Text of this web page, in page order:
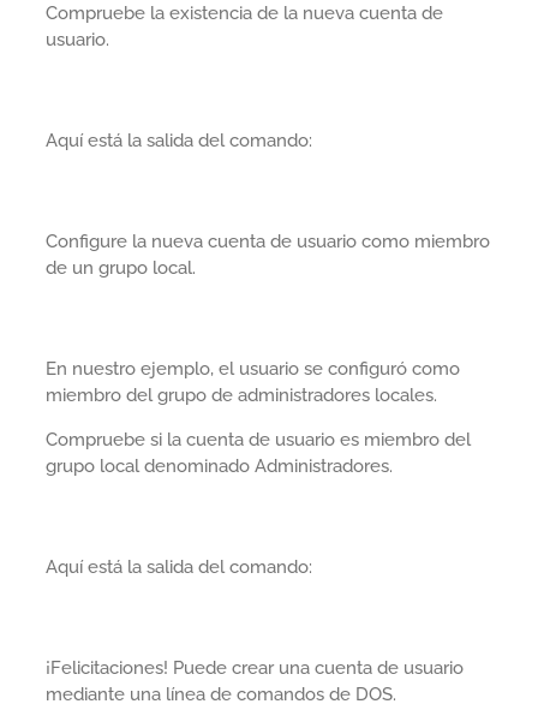
Compruebe la existencia de la nueva cuenta de
usuario.
Aquí está la salida del comando:
Configure la nueva cuenta de usuario como miembro
de un grupo local.
En nuestro ejemplo, el usuario se configuró como
miembro del grupo de administradores locales.
Compruebe si la cuenta de usuario es miembro del
grupo local denominado Administradores.
Aquí está la salida del comando:
¡Felicitaciones! Puede crear una cuenta de usuario
mediante una línea de comandos de DOS.